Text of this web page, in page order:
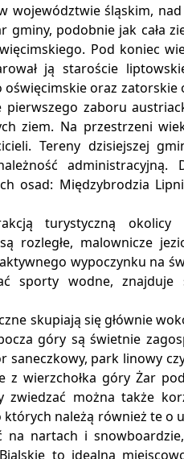
województwie śląskim,
gminy, podobnie jak cała
Pod koniec
ją staroście
oraz zatorskie
pierwszego zaboru
ziem. Na przestrzeni
Tereny dzisiejszej
osad: Międzybrodzia
turystyczną
rozległe, malownicze
wypoczynku na
sporty wodne, znajduje
skupiają się głównie
góry są świetnie
saneczkowy, park linowy
z wierzchołka góry Żar
zwiedzać można także
należą również te o
na nartach i
to idealna